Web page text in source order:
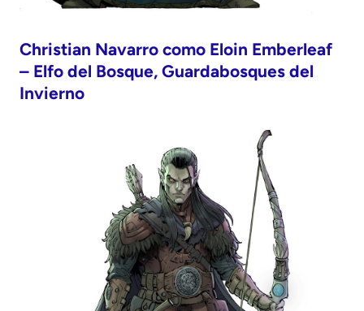
Christian Navarro como Eloin Emberleaf
– Elfo del Bosque, Guardabosques del
Invierno